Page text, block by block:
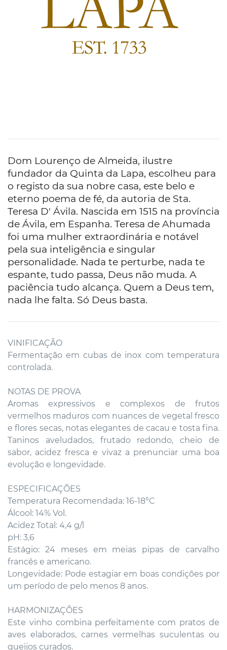
Dom Lourenço de Almeida, ilustre
fundador da Quinta da Lapa, escolheu para
o registo da sua nobre casa, este belo e
eterno poema de fé, da autoria de Sta.
Teresa D' Ávila. Nascida em 1515 na província
de Ávila, em Espanha. Teresa de Ahumada
foi uma mulher extraordinária e notável
pela sua inteligência e singular
personalidade. Nada te perturbe, nada te
espante, tudo passa, Deus não muda. A
paciência tudo alcança. Quem a Deus tem,
nada lhe falta. Só Deus basta.
VINIFICAÇÃO
Fermentação em cubas de inox com temperatura
controlada.
NOTAS DE PROVA
Aromas expressivos e complexos de frutos
vermelhos maduros com nuances de vegetal fresco
e flores secas, notas elegantes de cacau e tosta fina.
Taninos aveludados, frutado redondo, cheio de
sabor, acidez fresca e vivaz a prenunciar uma boa
evolução e longevidade.
ESPECIFICAÇÕES
Temperatura Recomendada: 16-18°C
Álcool: 14% Vol.
Acidez Total: 4,4 g/l
pH: 3,6
Estágio: 24 meses em meias pipas de carvalho
francês e americano.
Longevidade: Pode estagiar em boas condições por
um período de pelo menos 8 anos.
HARMONIZAÇÕES
Este vinho combina perfeitamente com pratos de
aves elaborados, carnes vermelhas suculentas ou
queijos curados.